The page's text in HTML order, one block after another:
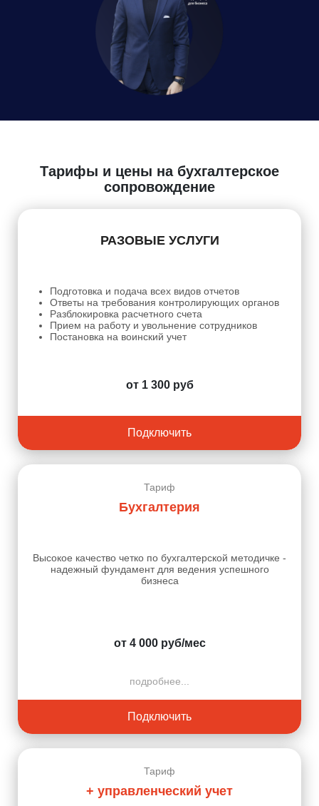
Тарифы и цены на бухгалтерское
сопровождение
РАЗОВЫЕ УСЛУГИ
Подготовка и подача всех видов отчетов
Ответы на требования контролирующих органов
Разблокировка расчетного счета
Прием на работу и увольнение сотрудников
Постановка на воинский учет
от 1 300 руб
Подключить
Тариф
Бухгалтерия
Высокое качество четко по бухгалтерской методичке -
надежный фундамент для ведения успешного
бизнеса
от 4 000 руб/мес
подробнее...
Подключить
Тариф
+ управленческий учет
Согласие на обработку персональных данных